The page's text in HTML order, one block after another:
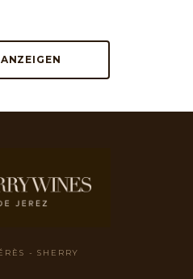
- SHERRY